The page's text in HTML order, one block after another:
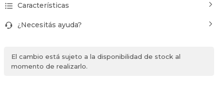
Características
¿Necesitás ayuda?
El cambio está sujeto a la disponibilidad de stock al
momento de realizarlo.